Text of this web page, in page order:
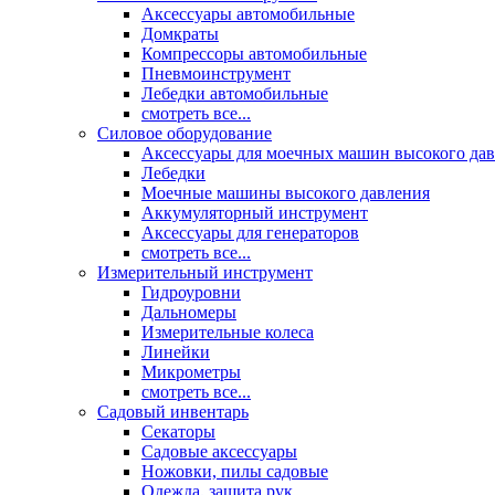
Аксессуары автомобильные
Домкраты
Компрессоры автомобильные
Пневмоинструмент
Лебедки автомобильные
смотреть все...
Силовое оборудование
Аксессуары для моечных машин высокого
Лебедки
Моечные машины высокого давления
Аккумуляторный инструмент
Аксессуары для генераторов
смотреть все...
Измерительный инструмент
Гидроуровни
Дальномеры
Измерительные колеса
Линейки
Микрометры
смотреть все...
Садовый инвентарь
Секаторы
Садовые аксессуары
Ножовки, пилы садовые
Одежда, защита рук